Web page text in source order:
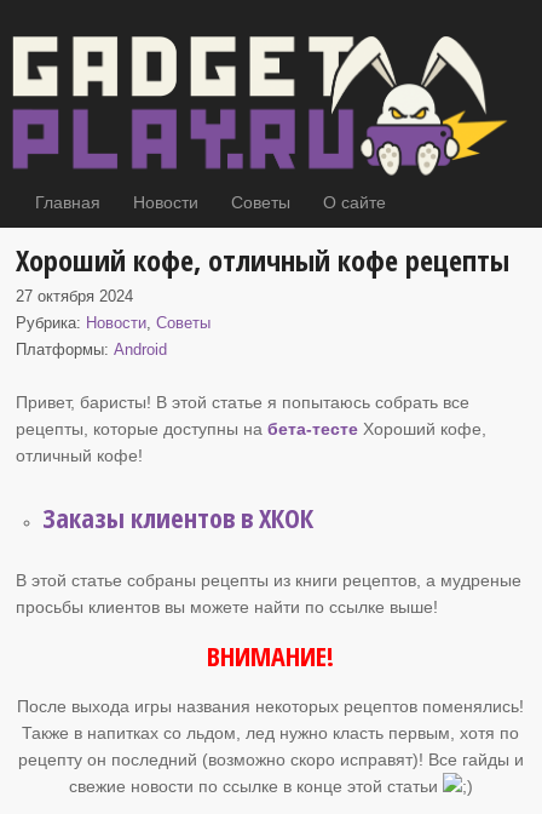
Главная Новости Советы О сайте
Хороший кофе, отличный кофе рецепты
27 октября 2024
Рубрика: Новости,Советы
Платформы:Android
Привет, баристы! В этой статье я попытаюсь собрать все
рецепты, которые доступны набета-тесте Хороший кофе
отличный кофе!
Заказы клиентов в ХКОК
В этой статье собраны рецепты из книги рецептов, а мудреные
просьбы клиентов вы можете найти по ссылке выше!
ВНИМАНИЕ!
После выхода игры названия некоторых рецептов поменялись!
Также в напитках со льдом, лед нужно класть первым, хотя по
рецепту он последний (возможно скоро исправят)! Все гайды и
свежие новости по ссылке в конце этой статьи